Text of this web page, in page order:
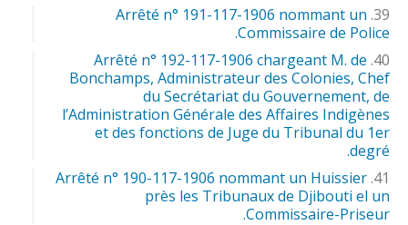
Arrêté n° 191-117-1906 nommant un
Commissaire de Police.
Arrêté n° 192-117-1906 chargeant M. de
Bonchamps, Administrateur des Colonies, Chef
du Secrétariat du Gouvernement, de
l’Administration Générale des Affaires Indigènes
et des fonctions de Juge du Tribunal du 1er
degré.
Arrêté n° 190-117-1906 nommant un Huissier
près les Tribunaux de Djibouti el un
Commissaire-Priseur.